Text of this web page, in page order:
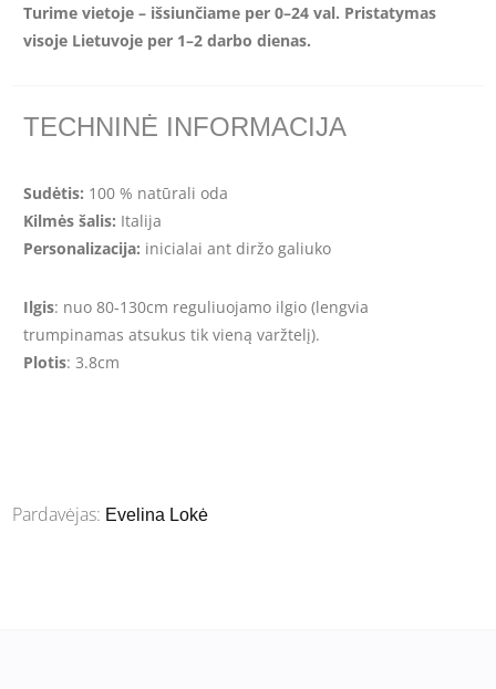
Turime vietoje – išsiunčiame per 0–24 val. Pristatymas
visoje Lietuvoje per 1–2 darbo dienas.
TECHNINĖ INFORMACIJA
Sudėtis: 100 % natūrali oda
Kilmės šalis: Italija
Personalizacija: inicialai ant diržo galiuko
Ilgis: nuo 80-130cm reguliuojamo ilgio (lengvia
trumpinamas atsukus tik vieną varžtelį).
Plotis: 3.8cm
Pardavėjas: Evelina Lokė